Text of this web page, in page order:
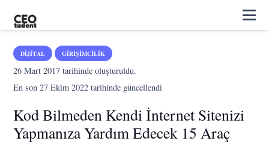
DIJITAL GIRIŞIMCILIK
26 Mart 2017 tarihinde oluşturuldu.
En son27 Ekim 2022 tarihinde güncellendi
Kod Bilmeden Kendi İnternet Sitenizi
Yapmanıza Yardım Edecek 15 Araç